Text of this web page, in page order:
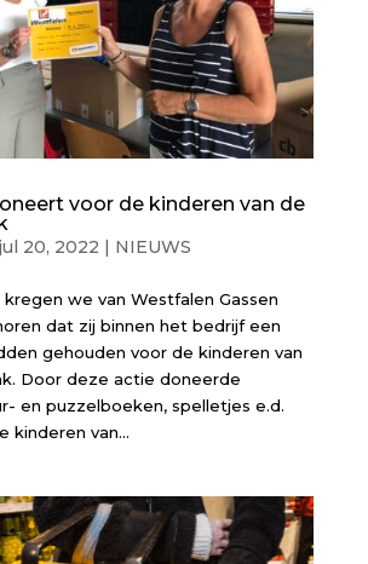
voor de kinderen van de
jul 20, 2022 NIEUWS
we van Westfalen Gassen
dat zij binnen het bedrijf een
gehouden voor de kinderen van
Door deze actie doneerde
en puzzelboeken, spelletjes e.d.
kinderen van...